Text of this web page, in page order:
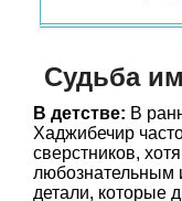
Судьба
В детстве: В
Хаджибечир
сверстников,
любознательным
детали, которые